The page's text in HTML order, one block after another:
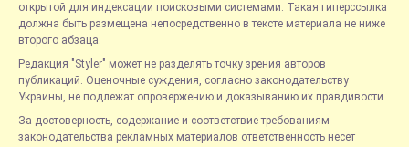
открытой для индексации поисковыми системами. Такая гиперссылка
должна быть размещена непосредственно в тексте материала не ниже
второго абзаца.
Редакция "Styler" может не разделять точку зрения авторов
публикаций. Оценочные суждения, согласно законодательству
Украины, не подлежат опровержению и доказыванию их правдивости.
За достоверность, содержание и соответствие требованиям
законодательства рекламных материалов ответственность несет